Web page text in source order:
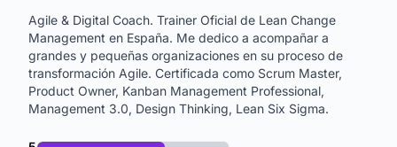
Agile & Digital Coach. Trainer Oficial de Lean Change
Management en España. Me dedico a acompañar a
grandes y pequeñas organizaciones en su proceso de
transformación Agile. Certificada como Scrum Master,
Product Owner, Kanban Management Professional,
Management 3.0, Design Thinking, Lean Six Sigma.